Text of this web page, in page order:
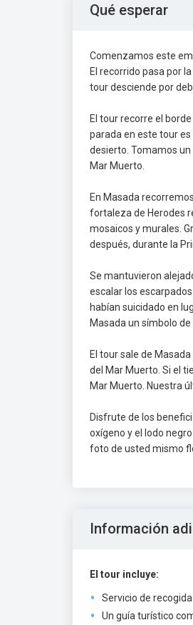
Qué esperar
Comenzamos este
El recorrido pasa por
tour desciende por
El tour recorre el
parada en este tour
desierto. Tomamos
Mar Muerto.
En Masada
fortaleza de Herodes
mosaicos y murales.
después, durante la
Se mantuvieron
escalar los
habían suicidado en
Masada un símbolo
El tour sale de
del Mar Muerto. Si el
Mar Muerto. Nuestra
Disfrute de los
oxígeno y el lodo
foto de usted mismo
Información
El tour incluye:
Servicio de
Un guía turístico